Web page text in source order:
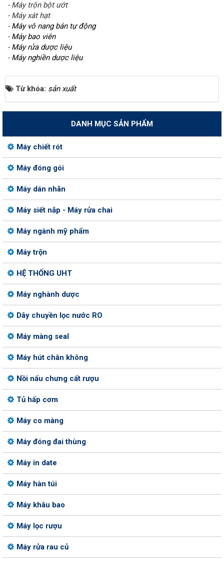
- Máy trộn bột ướt
- Máy xát hạt
- Máy vô nang bán tự động
- Máy bao viên
- Máy rửa dược liệu
- Máy nghiền dược liệu
Từ khóa: sản xuất
DANH MỤC SẢN PHẨM
Máy chiết rót
Máy đóng gói
Máy dán nhãn
Máy siết nắp - Máy rửa chai
Máy ngành mỹ phẩm
Máy trộn
HỆ THỐNG UHT
Máy nghành dược
Dây chuyền lọc nước RO
Máy màng seal
Máy hút chân không
Nồi nấu chưng cất rượu
Tủ hấp cơm
Máy co màng
Máy đóng đai thùng
Máy in date
Máy hàn túi
Máy khâu bao
Máy lọc rượu
Máy rửa rau củ